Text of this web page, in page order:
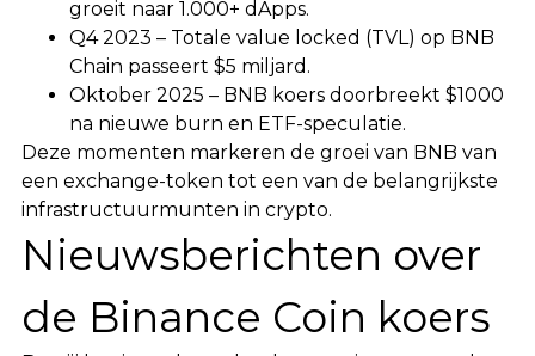
groeit naar 1.000+ dApps.
Q4 2023 – Totale value locked (TVL) op BNB
Chain passeert $5 miljard.
Oktober 2025 – BNB koers doorbreekt $1000
na nieuwe burn en ETF-speculatie.
Deze momenten markeren de groei van BNB van
een exchange-token tot een van de belangrijkste
infrastructuurmunten in crypto.
Nieuwsberichten over
de Binance Coin koers